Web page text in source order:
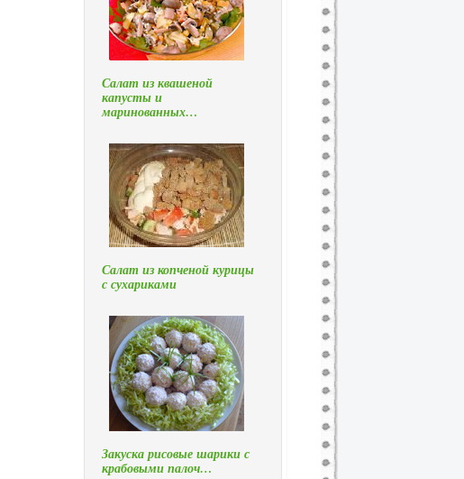
Салат из квашеной
капусты и
маринованных…
Салат из копченой курицы
с сухариками
Закуска рисовые шарики с
крабовыми палоч…